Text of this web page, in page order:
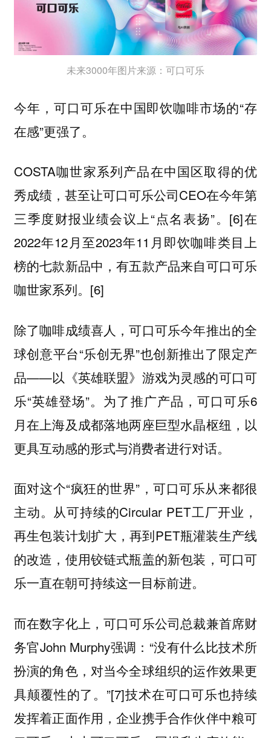
未来3000年图片来源：可口可乐
今年，可口可乐在中国即饮咖啡市场的“存
在感”更强了。
COSTA咖世家系列产品在中国区取得的优
秀成绩，甚至让可口可乐公司CEO在今年第
三季度财报业绩会议上“点名表扬”。[6]在
2022年12月至2023年11月即饮咖啡类目上
榜的七款新品中，有五款产品来自可口可乐
咖世家系列。[6]
除了咖啡成绩喜人，可口可乐今年推出的全
球创意平台“乐创无界”也创新推出了限定产
品——以《英雄联盟》游戏为灵感的可口可
乐“英雄登场”。为了推广产品，可口可乐6
月在上海及成都落地两座巨型水晶枢纽，以
更具互动感的形式与消费者进行对话。
面对这个“疯狂的世界”，可口可乐从来都很
主动。从可持续的Circular PET工厂开业，
再生包装计划扩大，再到PET瓶灌装生产线
的改造，使用铰链式瓶盖的新包装，可口可
乐一直在朝可持续这一目标前进。
而在数字化上，可口可乐公司总裁兼首席财
务官John Murphy强调：“没有什么比技术所
扮演的角色，对当今全球组织的运作效果更
具颠覆性的了。”[7]技术在可口可乐也持续
发挥着正面作用，企业携手合作伙伴中粮可